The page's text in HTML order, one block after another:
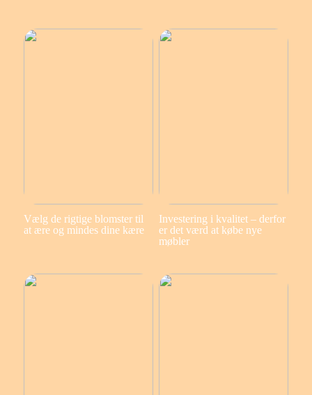
Vælg de rigtige blomster til
at ære og mindes dine kære
Investering i kvalitet – derfor
er det værd at købe nye
møbler